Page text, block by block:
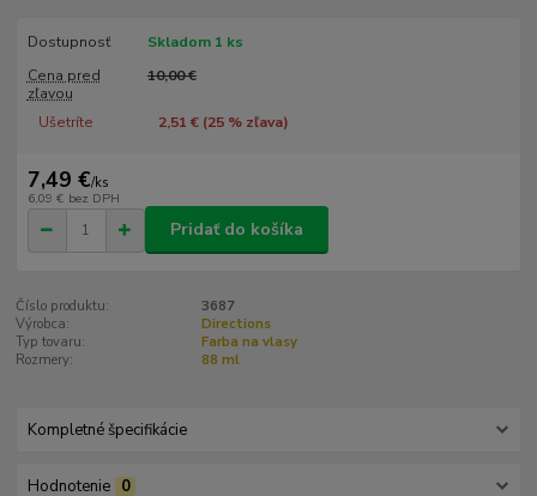
Dostupnosť
Skladom 1 ks
Cena pred
zľavou
10,00 €
Ušetríte 2,51 € (25% zľava)
7,49 €/ks
6,09 € bez DPH
Pridať do košíka
Číslo produktu:
3687
Výrobca:
Directions
Typ tovaru:
Farba na vlasy
Rozmery:
88 ml
Kompletné špecifikácie
Hodnotenie 0